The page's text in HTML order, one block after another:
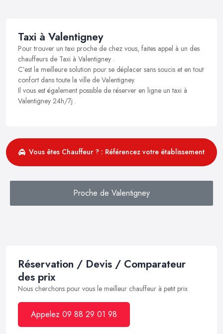
Taxi à Valentigney
Pour trouver un taxi proche de chez vous, faites appel à un des
chauffeurs de Taxi à Valentigney .
C’est la meilleure solution pour se déplacer sans soucis et en tout
confort dans toute la ville de Valentigney.
Il vous est également possible de réserver en ligne un taxi à
Valentigney 24h/7j .
Vous êtes Chauffeur ? : Référencez votre établissement
Proche de Valentigney
Réservation / Devis / Comparateur
des prix
Nous cherchons pour vous le meilleur chauffeur à petit prix
Appelez 09 88 29 01 98